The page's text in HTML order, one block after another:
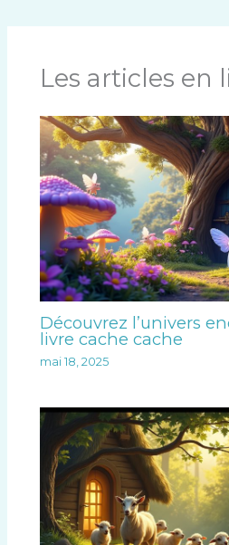
Les articles en
Découvrez l’univers
livre cache cache
mai 18, 2025